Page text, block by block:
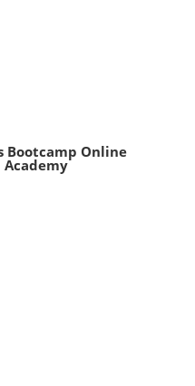
Bootcamp Online
Academy